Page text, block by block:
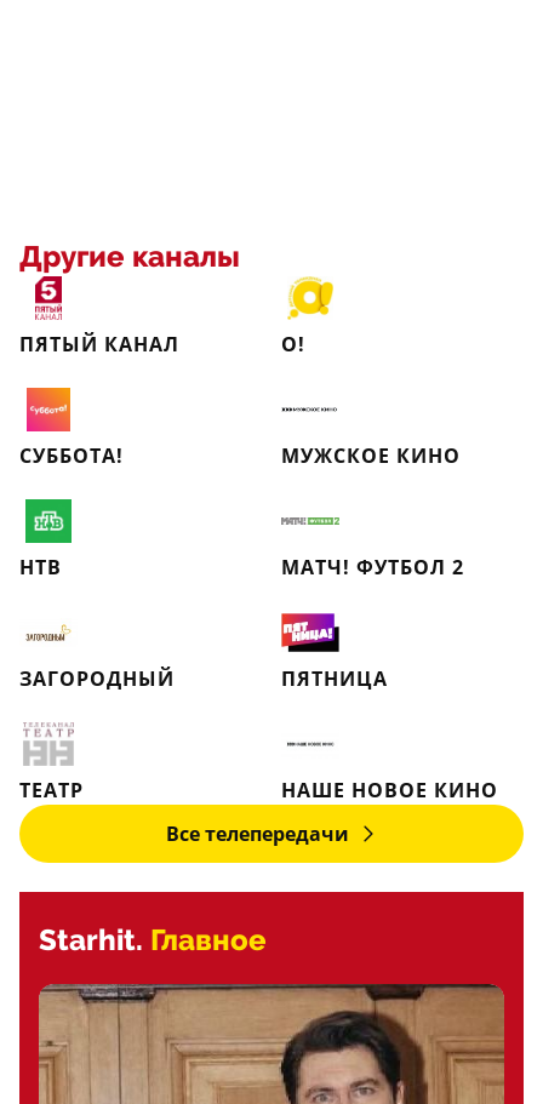
Другие каналы
ПЯТЫЙ КАНАЛ О!
СУББОТА! МУЖСКОЕ КИНО
НТВ МАТЧ! ФУТБОЛ 2
ЗАГОРОДНЫЙ ПЯТНИЦА
ТЕАТР
НАШЕ НОВОЕ КИНО
Все телепередачи
Starhit. Главное